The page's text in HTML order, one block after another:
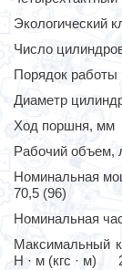
Экологический
Число
Порядок
Диаметр
Ход
Рабочий
Номинальная
70,5 (96)
Номинальная
Максимальный
Н · м (кгс · м)